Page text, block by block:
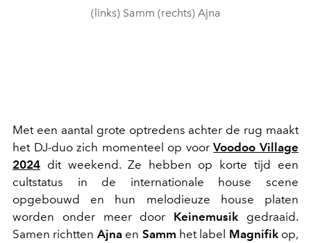
(links) Samm (rechts) Ajna
Met een aantal grote optredens achter de rug maakt
het DJ-duo zich momenteel op voorVoodoo Village
2024 dit weekend. Ze hebben op korte tijd een
cultstatus in de internationale house scene
opgebouwd en hun melodieuze house platen
worden onder meer door Keinemusik gedraaid.
Samen richtten Ajnaen Samm het label Magnifikop,